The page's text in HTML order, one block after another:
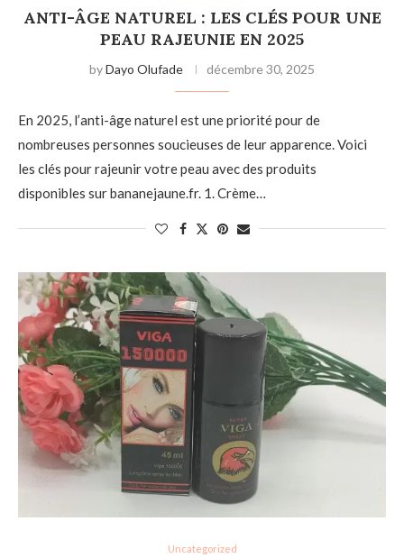
ANTI-ÂGE NATUREL : LES CLÉS POUR UNE
PEAU RAJEUNIE EN 2025
byDayo Olufade décembre 30, 2025
En 2025, l’anti-âge naturel est une priorité pour de
nombreuses personnes soucieuses de leur apparence. Voici
les clés pour rajeunir votre peau avec des produits
disponibles sur bananejaune.fr. 1. Crème…
Uncategorized